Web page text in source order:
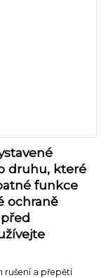
druhu, které
funkce
ochraně
rušení a přepětí